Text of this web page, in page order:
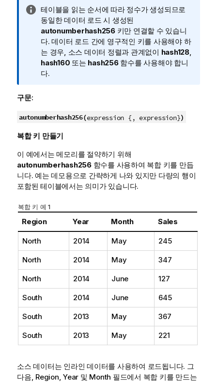
정
보
메
모
테이블을 읽는 순서에 따라 정수가 생성되므로
동일한 데이터 로드 시 생성된
autonumberhash256키만 연결할 수 있습니
다. 데이터 로드 간에 영구적인 키를 사용해야 하
는 경우, 소스 데이터 정렬과 관계없이 hash128,
hash160 또는 hash256함수를 사용해야 합니
다.
구문:
autonumberhash256(expression {, expression})
복합 키 만들기
이 예에서는 메모리를 절약하기 위해
autonumberhash256함수를 사용하여 복합 키를 만듭
니다. 예는 데모용으로 간략하게 나와 있지만 다량의 행이
포함된 테이블에서는 의미가 있습니다.
복합 키 예 1
Region Year Month Sales
North 2014 May 245
North 2014 May 347
North 2014 June 127
South 2014 June 645
South 2013 May 367
South 2013 May 221
소스 데이터는 인라인 데이터를 사용하여 로드됩니다. 그
다음, Region Year 및 Month 필드에서 복합 키를 만드는